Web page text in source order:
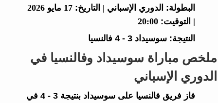
البطولة: الدوري الإسباني | التاريخ:
17 مايو 2026
| التوقيت: 20:00
النتيجة: سوسيداد3 - 4 فالنسيا
ملخص مباراة سوسيداد وفالنسيا في
الدوري الإسباني
فاز فريق فالنسيا علىسوسيداد بنتيجة3 - 4
في